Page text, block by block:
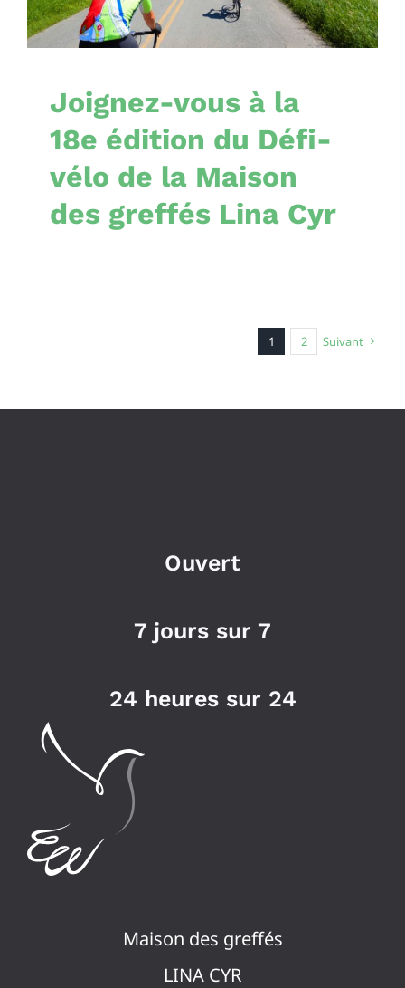
Joignez-vous à la
18e édition du Défi-
vélo de la Maison
des greffés Lina Cyr
1 2 Suivant
Ouvert
7 jours sur 7
24 heures sur 24
Maison des greffés
LINA CYR